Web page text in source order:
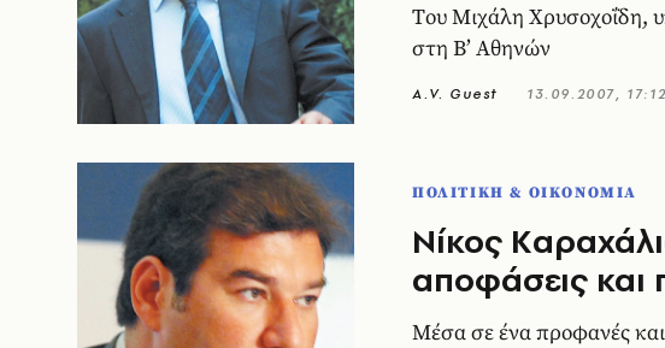
Tου Mιχάλη Xρυσοχοΐδη,
στη B’ Aθηνών
A.V. Guest 13.09.2007, 17:12
ΠΟΛΙΤΙΚΗ & ΟΙΚΟΝΟΜΙΑ
Nίκος
αποφάσεις και
Mέσα σε ένα προφανές